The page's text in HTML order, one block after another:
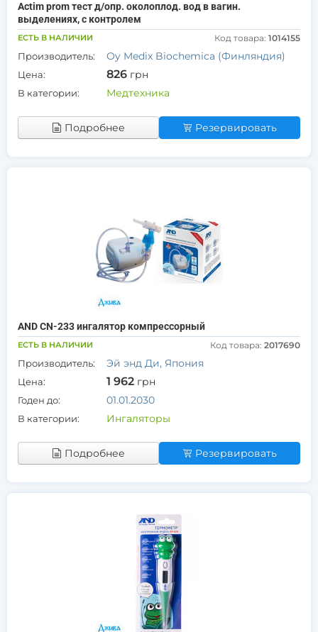
Actim prom тест д/опр. околоплод. вод в вагин.
выделениях, с контролем
ЕСТЬ В НАЛИЧИИ Код товара: 1014155
Производитель: Oy Medix Biochemica (Финляндия)
Цена: 826 грн
В категории: Медтехника
Подробнее Резервировать
AND CN-233 ингалятор компрессорный
ЕСТЬ В НАЛИЧИИ Код товара: 2017690
Производитель: Эй энд Ди, Япония
Цена: 1 962 грн
Годен до: 01.01.2030
В категории: Ингаляторы
Подробнее Резервировать